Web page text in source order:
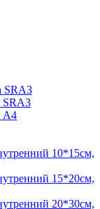
SRА3
SRА3
А4
10*15см,
15*20см,
20*30см,